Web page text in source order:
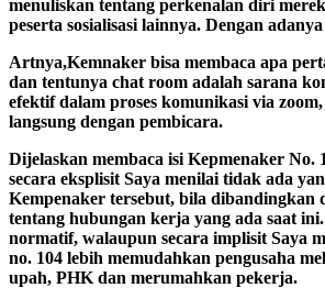
menuliskan tentang perkenalan diri
peserta sosialisasi lainnya. Dengan
Artnya,Kemnaker bisa membaca apa
dan tentunya chat room adalah sarana
efektif dalam proses komunikasi via
langsung dengan pembicara.
Dijelaskan membaca isi Kepmenaker No.
secara eksplisit Saya menilai tidak ada
Kempenaker tersebut, bila dibandingkan
tentang hubungan kerja yang ada saat
normatif, walaupun secara implisit Saya
no. 104 lebih memudahkan pengusaha
upah, PHK dan merumahkan pekerja.